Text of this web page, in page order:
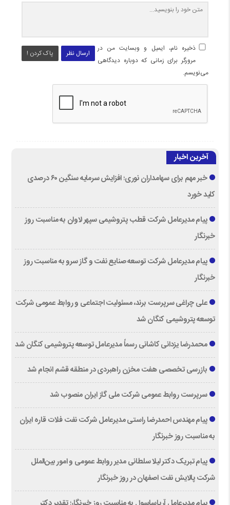
ارسال نظر پاک کردن !
ذخیره نام، ایمیل و وبسایت من در
مرورگر برای زمانی که دوباره دیدگاهی
می‌نویسم.
آخرین اخبار
خبر مهم برای سهامداران نوری؛ افزایش سرمایه سنگین ۶۰ درصدی
کلید خورد
پیام مدیرعامل شرکت قطب پتروشیمی سپهر لاوان به مناسبت روز
خبرنگار
پیام مدیرعامل شرکت توسعه صنایع نفت و گاز سرو به مناسبت روز
خبرنگار
علی چراغی سرپرست برند، مسئولیت اجتماعی و روابط عمومی شرکت
توسعه پتروشیمی کنگان شد
محمدرضا یزدانی کاشانی رسماً مدیرعامل توسعه پتروشیمی کنگان شد
بازرسی تخصصی هفت مخزن راهبردی در منطقه قشم انجام شد
سرپرست روابط عمومی شرکت ملی گاز ایران منصوب شد
پیام مهندس احمدرضا راستی مدیرعامل شرکت نفت فلات قاره ایران
به مناسبت روز خبرنگار
پیام تبریک دکتر لیلا سلطانی مدیر روابط عمومی و امور بین‌الملل
شرکت پالایش نفت اصفهان در روز خبرنگار